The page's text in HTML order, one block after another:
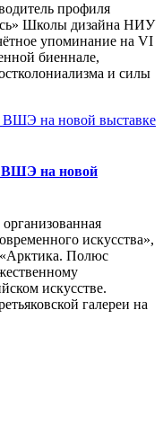
профиля
Школы дизайна НИУ
упоминание на VI
биеннале,
и силы
на новой
искусства»,
«Арктика. Полюс
искусстве.
галереи на